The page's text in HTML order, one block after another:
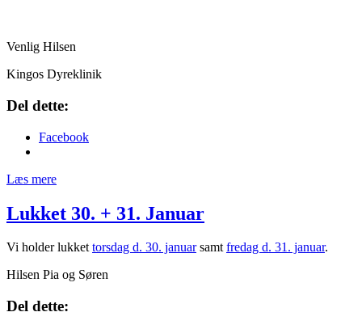
Venlig Hilsen
Kingos Dyreklinik
Del dette:
Facebook
Læs mere
Lukket 30. + 31. Januar
Vi holder lukkettorsdag d. 30. januarsamtfredag d. 31. januar.
Hilsen Pia og Søren
Del dette: